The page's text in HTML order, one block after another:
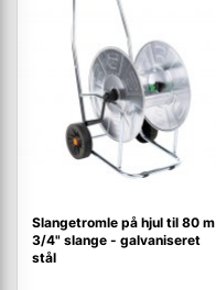
Slangetromle på hjul til 80 m
3/4" slange - galvaniseret
stål